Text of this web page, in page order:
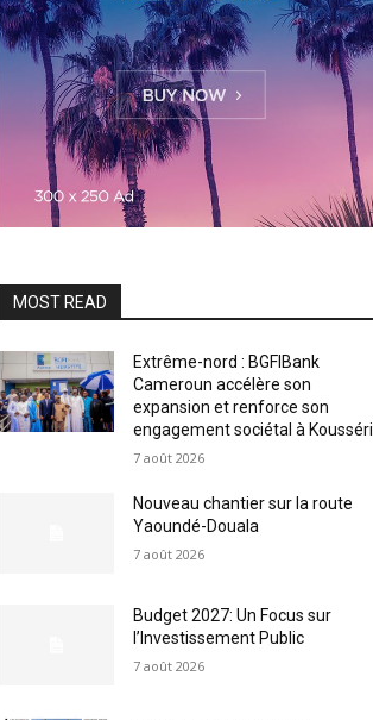
MOST READ
Extrême-nord : BGFIBank
Cameroun accélère son
expansion et renforce son
engagement sociétal à Kousséri
7 août 2026
Nouveau chantier sur la route
Yaoundé-Douala
7 août 2026
Budget 2027: Un Focus sur
l’Investissement Public
7 août 2026